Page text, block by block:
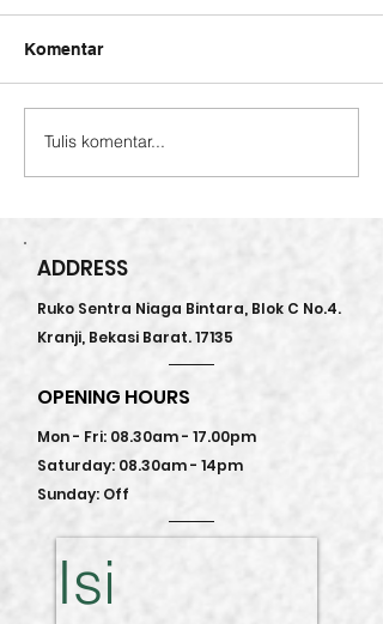
NEW PRODUCT ALERT
Komentar
Tulis komentar...
ADDRESS
Ruko Sentra Niaga Bintara, Blok C No.4.
Kranji, Bekasi Barat. 17135
OPENING HOURS
Mon - Fri: 08.30am - 17.00pm
Saturday: 08.30am - 14pm
Sunday: Off
Isi